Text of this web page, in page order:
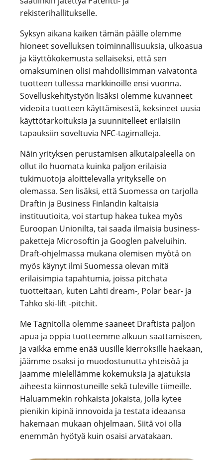
rekisterihallitukselle.
Syksyn aikana kaiken tämän päälle olemme
hioneet sovelluksen toiminnallisuuksia, ulkoasua
ja käyttökokemusta sellaiseksi, että sen
omaksuminen olisi mahdollisimman vaivatonta
tuotteen tullessa markkinoille ensi vuonna.
Sovelluskehitystyön lisäksi olemme kuvanneet
videoita tuotteen käyttämisestä, keksineet uusia
käyttötarkoituksia ja suunnitelleet erilaisiin
tapauksiin soveltuvia NFC-tagimalleja.
Näin yrityksen perustamisen alkutaipaleella on
ollut ilo huomata kuinka paljon erilaisia
tukimuotoja aloittelevalla yritykselle on
olemassa. Sen lisäksi, että Suomessa on tarjolla
Draftin ja Business Finlandin kaltaisia
instituutioita, voi startup hakea tukea myös
Euroopan Unionilta, tai saada ilmaisia business-
paketteja Microsoftin ja Googlen palveluihin.
Draft-ohjelmassa mukana olemisen myötä on
myös käynyt ilmi Suomessa olevan mitä
erilaisimpia tapahtumia, joissa pitchata
tuotteitaan, kuten Lahti dream-, Polar bear- ja
Tahko ski-lift -pitchit.
Me Tagnitolla olemme saaneet Draftista paljon
apua ja oppia tuotteemme alkuun saattamiseen,
ja vaikka emme enää uusille kierroksille haekaan,
jäämme osaksi jo muodostunutta yhteisöä ja
jaamme mielellämme kokemuksia ja ajatuksia
aiheesta kiinnostuneille sekä tuleville tiimeille.
Haluammekin rohkaista jokaista, jolla kytee
pienikin kipinä innovoida ja testata ideaansa
hakemaan mukaan ohjelmaan. Siitä voi olla
enemmän hyötyä kuin osaisi arvatakaan.